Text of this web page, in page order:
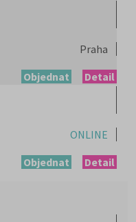
Praha
Detail
Objednat
ONLINE
Detail
Objednat